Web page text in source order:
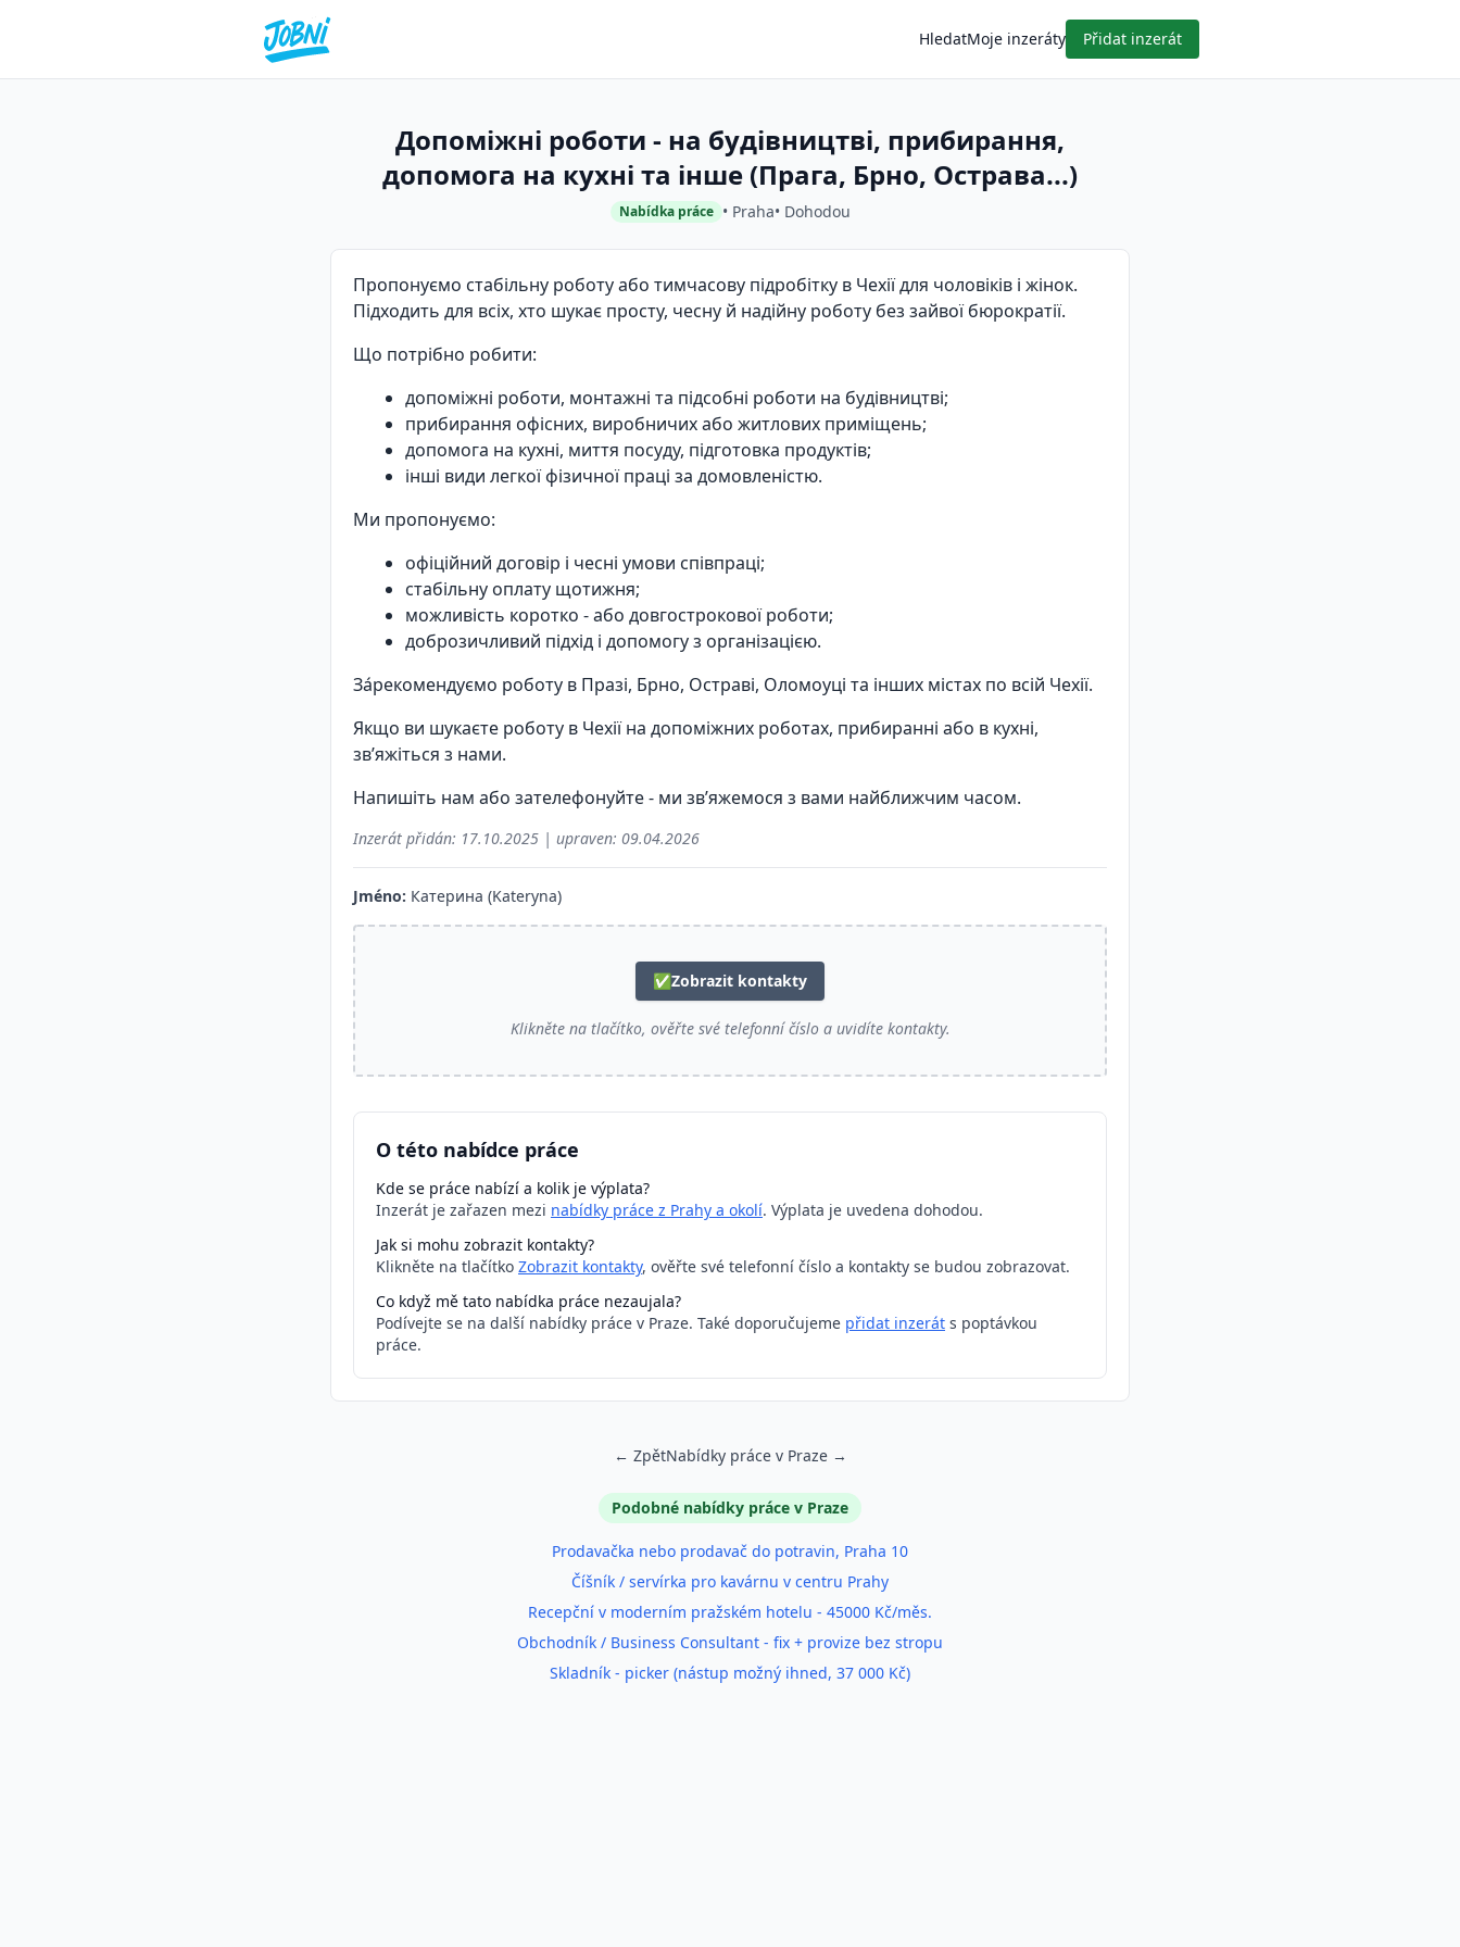
HledatMoje inzeráty Přidat inzerát
Допоміжні роботи - на будівництві, прибирання,
допомога на кухні та інше (Прага, Брно, Острава...)
Nabídka práce • Praha• Dohodou
Пропонуємо стабільну роботу або тимчасову підробітку в Чехії для чоловіків і жінок.
Підходить для всіх, хто шукає просту, чесну й надійну роботу без зайвої бюрократії.
Що потрібно робити:
допоміжні роботи, монтажні та підсобні роботи на будівництві;
прибирання офісних, виробничих або житлових приміщень;
допомога на кухні, миття посуду, підготовка продуктів;
інші види легкої фізичної праці за домовленістю.
Ми пропонуємо:
офіційний договір і чесні умови співпраці;
стабільну оплату щотижня;
можливість коротко - або довгострокової роботи;
доброзичливий підхід і допомогу з організацією.
За́рекомендуємо роботу в Празі, Брно, Остраві, Оломоуці та інших містах по всій Чехії.
Якщо ви шукаєте роботу в Чехії на допоміжних роботах, прибиранні або в кухні,
зв’яжіться з нами.
Напишіть нам або зателефонуйте - ми зв’яжемося з вами найближчим часом.
Inzerát přidán: 17.10.2025 | upraven: 09.04.2026
Jméno: Катерина (Kateryna)
✅Zobrazit kontakty
Klikněte na tlačítko, ověřte své telefonní číslo a uvidíte kontakty.
O této nabídce práce
Kde se práce nabízí a kolik je výplata?
Inzerát je zařazen mezi nabídky práce z Prahy a okolí. Výplata je uvedena dohodou.
Jak si mohu zobrazit kontakty?
Klikněte na tlačítko Zobrazit kontakty, ověřte své telefonní číslo a kontakty se budou zobrazovat.
Co když mě tato nabídka práce nezaujala?
Podívejte se na další nabídky práce v Praze. Také doporučujeme přidat inzerát s poptávkou
práce.
← ZpětNabídky práce v Praze →
Podobné nabídky práce v Praze
Prodavačka nebo prodavač do potravin, Praha 10
Číšník / servírka pro kavárnu v centru Prahy
Recepční v moderním pražském hotelu - 45000 Kč/měs.
Obchodník / Business Consultant - fix + provize bez stropu
Skladník - picker (nástup možný ihned, 37 000 Kč)